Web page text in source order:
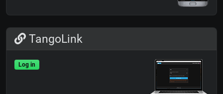
TangoLink
Log in